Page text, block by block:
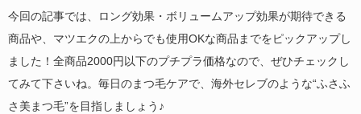
今回の記事では、ロング効果・ボリュームアップ効果が期待できる
商品や、マツエクの上からでも使用OKな商品までをピックアップし
ました！全商品2000円以下のプチプラ価格なので、ぜひチェックし
てみて下さいね。毎日のまつ毛ケアで、海外セレブのような“ふさふ
さ美まつ毛”を目指しましょう♪